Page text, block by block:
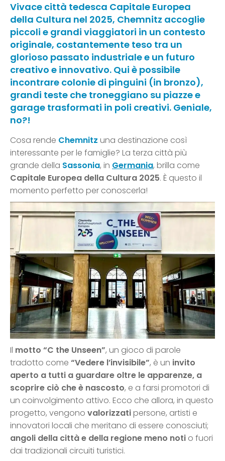
Vivace città tedesca Capitale Europea
della Cultura nel 2025, Chemnitz accoglie
piccoli e grandi viaggiatori in un contesto
originale, costantemente teso tra un
glorioso passato industriale e un futuro
creativo e innovativo. Qui è possibile
incontrare colonie di pinguini (in bronzo),
grandi teste che troneggiano su piazze e
garage trasformati in poli creativi. Geniale,
no?!
Cosa rende Chemnitz una destinazione così
interessante per le famiglie? La terza città più
grande della Sassonia, in Germania, brilla come
Capitale Europea della Cultura 2025. È questo il
momento perfetto per conoscerla!
Il motto “C the Unseen”, un gioco di parole
tradotto come “Vedere l’invisibile”, è un invito
aperto a tutti a guardare oltre le apparenze, a
scoprire ciò che è nascosto, e a farsi promotori di
un coinvolgimento attivo. Ecco che allora, in questo
progetto, vengono valorizzatipersone, artisti e
innovatori locali che meritano di essere conosciuti;
angoli della città e della regione meno noti o fuori
dai tradizionali circuiti turistici.